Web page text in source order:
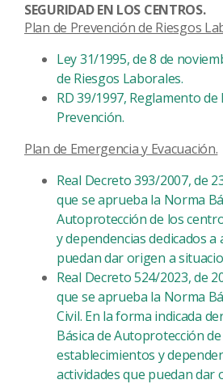
SEGURIDAD EN LOS CENTROS.
Plan de Prevención de Riesgos
Ley 31/1995, de 8 de
de Riesgos Laborales.
RD 39/1997, Reglamento de
Prevención.
Plan de Emergencia y Evacuación.
Real Decreto 393/2007, de
que se aprueba la Norma
Autoprotección de los
y dependencias dedicados a
puedan dar origen a
Real Decreto 524/2023, de
que se aprueba la Norma
Civil. En la forma indicada
Básica de Autoprotección
establecimientos y
actividades que puedan dar